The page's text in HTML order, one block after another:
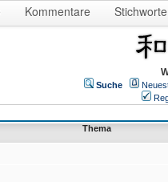
Kommentare Stichworte
Suche
Thema